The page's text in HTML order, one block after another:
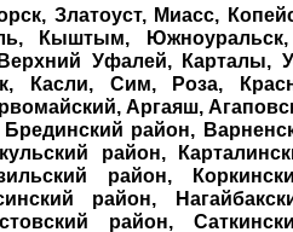
Златоуст, Миасс,
Кыштым,
Уфалей, Карталы,
Касли, Сим, Роза,
Аргаяш,
район,
район,
район,
район,
район,